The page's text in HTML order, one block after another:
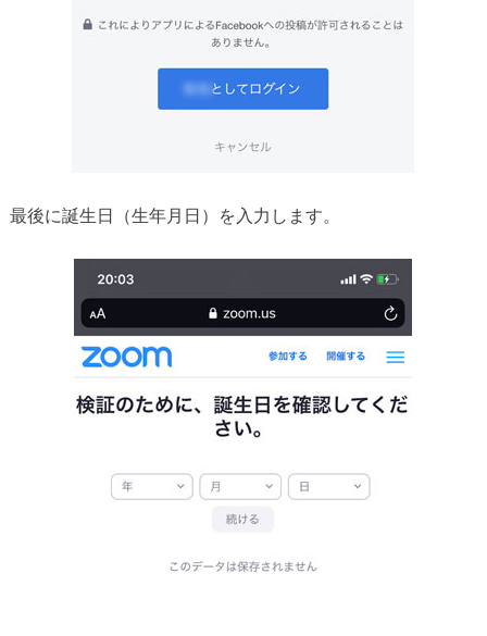
最後に誕生日（生年月日）を入力します。